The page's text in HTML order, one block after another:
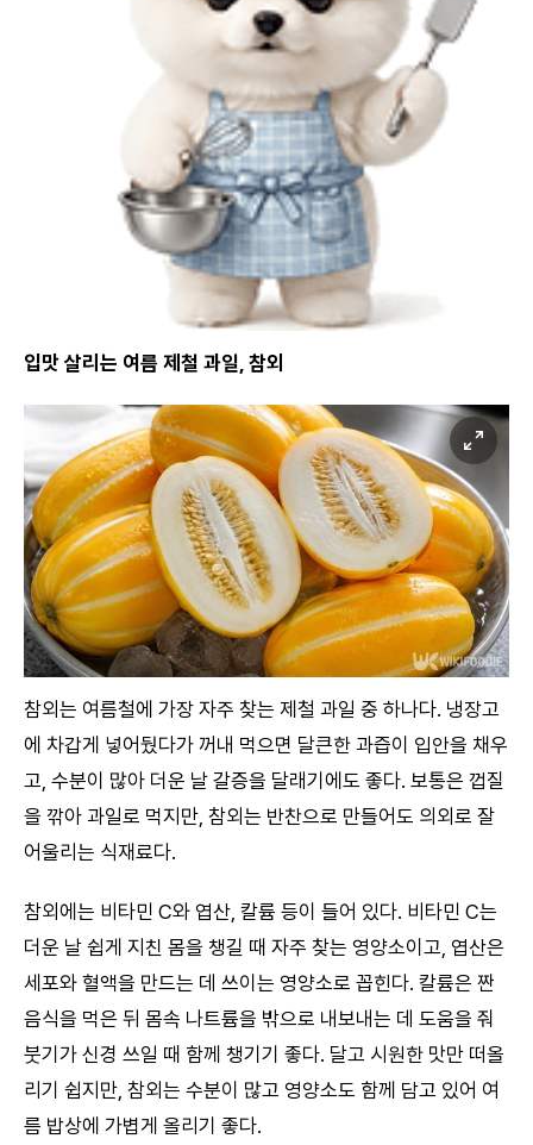
입맛 살리는 여름 제철 과일, 참외
참외는 여름철에 가장 자주 찾는 제철 과일 중 하나다. 냉장고
에 차갑게 넣어뒀다가 꺼내 먹으면 달큰한 과즙이 입안을 채우
고, 수분이 많아 더운 날 갈증을 달래기에도 좋다. 보통은 껍질
을 깎아 과일로 먹지만, 참외는 반찬으로 만들어도 의외로 잘
어울리는 식재료다.
참외에는 비타민 C와 엽산, 칼륨 등이 들어 있다. 비타민 C는
더운 날 쉽게 지친 몸을 챙길 때 자주 찾는 영양소이고, 엽산은
세포와 혈액을 만드는 데 쓰이는 영양소로 꼽힌다. 칼륨은 짠
음식을 먹은 뒤 몸속 나트륨을 밖으로 내보내는 데 도움을 줘
붓기가 신경 쓰일 때 함께 챙기기 좋다. 달고 시원한 맛만 떠올
리기 쉽지만, 참외는 수분이 많고 영양소도 함께 담고 있어 여
름 밥상에 가볍게 올리기 좋다.